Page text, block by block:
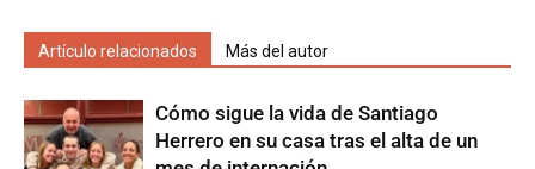
Artículo relacionados Más del autor
Cómo sigue la vida de Santiago
Herrero en su casa tras el alta de un